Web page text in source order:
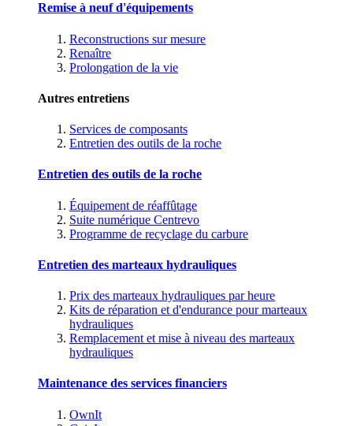
Remise à neuf d'équipements
Reconstructions sur mesure
Renaître
Prolongation de la vie
Autres entretiens
Services de composants
Entretien des outils de la roche
Entretien des outils de la roche
Équipement de réaffûtage
Suite numérique Centrevo
Programme de recyclage du carbure
Entretien des marteaux hydrauliques
Prix des marteaux hydrauliques par heure
Kits de réparation et d'endurance pour marteaux
hydrauliques
Remplacement et mise à niveau des marteaux
hydrauliques
Maintenance des services financiers
OwnIt